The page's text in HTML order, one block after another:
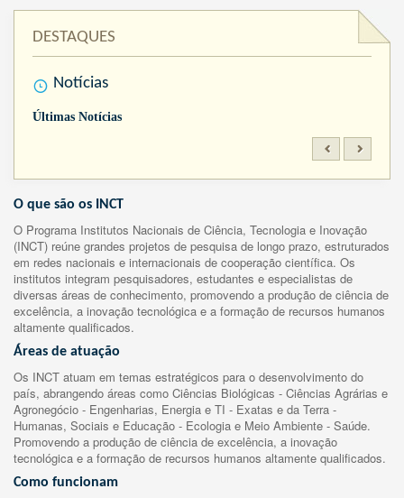
DESTAQUES
Notícias
Últimas Notícias
O que são os INCT
O Programa Institutos Nacionais de Ciência, Tecnologia e Inovação
(INCT) reúne grandes projetos de pesquisa de longo prazo, estruturados
em redes nacionais e internacionais de cooperação científica. Os
institutos integram pesquisadores, estudantes e especialistas de
diversas áreas de conhecimento, promovendo a produção de ciência de
excelência, a inovação tecnológica e a formação de recursos humanos
altamente qualificados.
Áreas de atuação
Os INCT atuam em temas estratégicos para o desenvolvimento do
país, abrangendo áreas como Ciências Biológicas - Ciências Agrárias e
Agronegócio - Engenharias, Energia e TI - Exatas e da Terra -
Humanas, Sociais e Educação - Ecologia e Meio Ambiente - Saúde.
Promovendo a produção de ciência de excelência, a inovação
tecnológica e a formação de recursos humanos altamente qualificados.
Como funcionam